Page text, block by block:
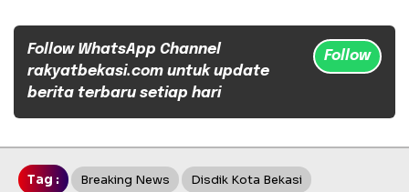
Follow WhatsApp Channel
rakyatbekasi.com untuk update
berita terbaru setiap hari
Follow
Tag : Breaking News Disdik Kota Bekasi